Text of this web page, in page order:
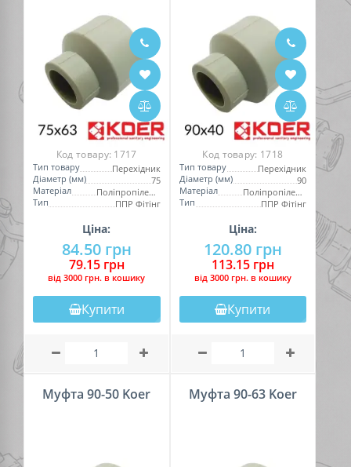
Код товару: 1717
Тип товару
Перехідник
Діаметр (мм)
75
Матеріал
Поліпропілен (PPR)
Тип
ППР Фітінг
Ціна:
84.50 грн
79.15 грн
вiд 3000 грн. в кошику
Купити
Код товару: 1718
Тип товару
Перехідник
Діаметр (мм)
90
Матеріал
Поліпропілен (PPR)
Тип
ППР Фітінг
Ціна:
120.80 грн
113.15 грн
вiд 3000 грн. в кошику
Купити
Муфта 90-50 Koer Муфта 90-63 Koer